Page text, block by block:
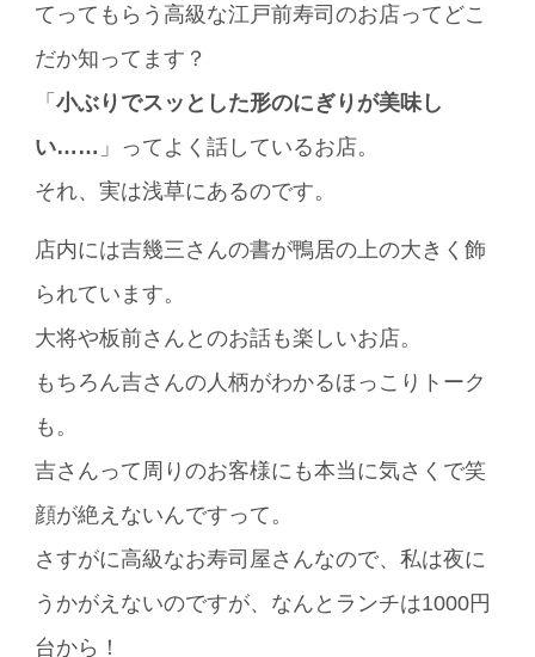
てってもらう高級な江戸前寿司のお店ってどこ
だか知ってます？
「小ぶりでスッとした形のにぎりが美味し
い…… 」ってよく話しているお店。
それ、実は浅草にあるのです。
店内には吉幾三さんの書が鴨居の上の大きく飾
られています。
大将や板前さんとのお話も楽しいお店。
もちろん吉さんの人柄がわかるほっこりトーク
も。
吉さんって周りのお客様にも本当に気さくで笑
顔が絶えないんですって。
さすがに高級なお寿司屋さんなので、私は夜に
うかがえないのですが、なんとランチは1000円
台から！